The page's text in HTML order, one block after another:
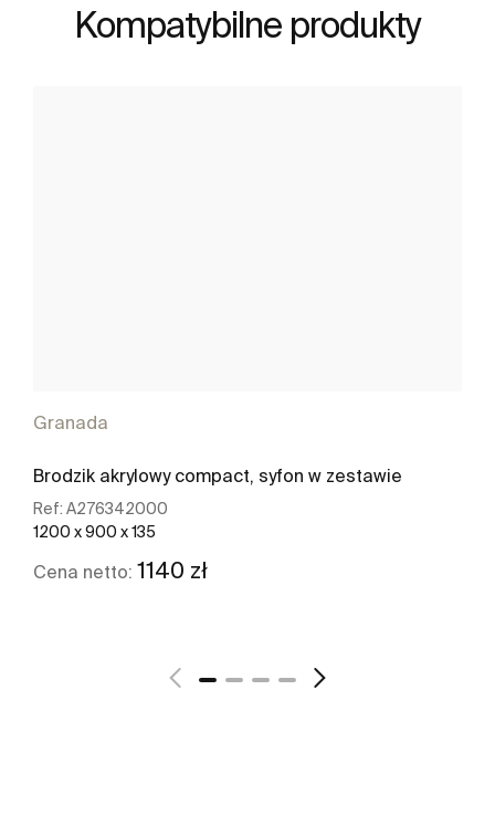
Kompatybilne produkty
Granada
Brodzik akrylowy compact, syfon w zestawie
Ref: A276342000
1200 x 900 x 135
Cena netto: 1140 zł